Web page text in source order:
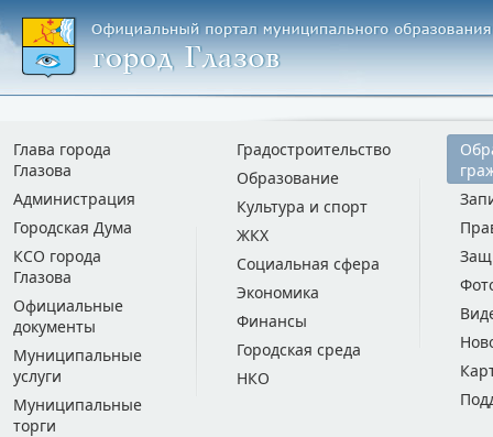
Глава города
Глазова
Администрация
Городская Дума
КСО города
Глазова
Официальные
документы
Муниципальные
услуги
Муниципальные
торги
Градостроительство
Образование
Культура и спорт
ЖКХ
Социальная сфера
Экономика
Финансы
Городская среда
НКО